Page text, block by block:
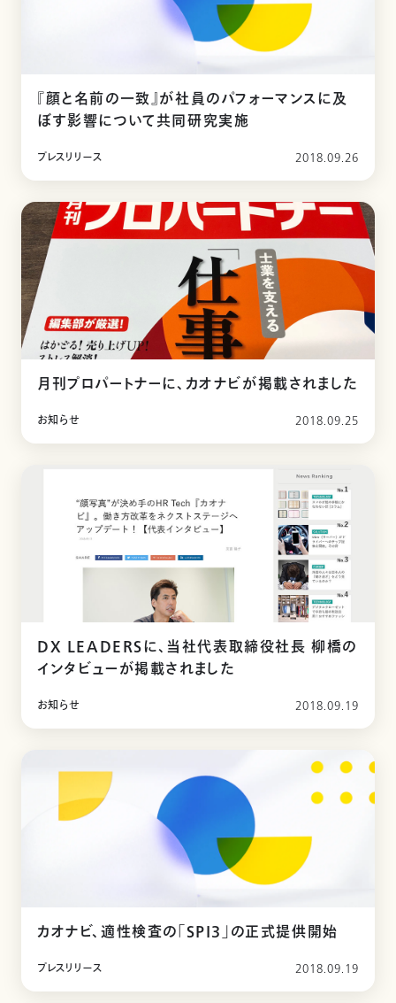
『顔と名前の一致』が社員のパフォーマンスに及
ぼす影響について共同研究実施
プレスリリース 2018.09.26
月刊プロパートナーに、カオナビが掲載されました
お知らせ 2018.09.25
DX LEADERSに、当社代表取締役社長 柳橋の
インタビューが掲載されました
お知らせ 2018.09.19
カオナビ、適性検査の「SPI3」の正式提供開始
プレスリリース 2018.09.19